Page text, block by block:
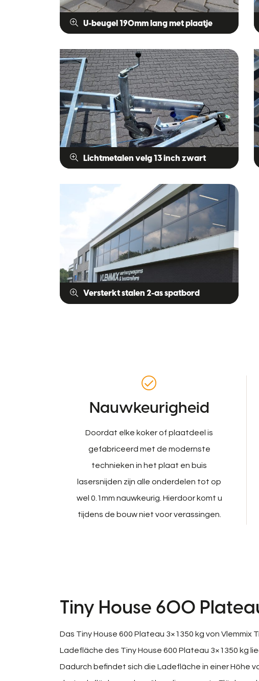
U-beugel 190mm lang met plaatje
Lichtmetalen velg 13 inch zwart
Versterkt stalen 2-as spatbord
Nauwkeurigheid
Doordat elke koker of plaatdeel is
gefabriceerd met de modernste
technieken in het plaat en buis
lasersnijden zijn alle onderdelen tot op
wel 0.1mm nauwkeurig. Hierdoor komt u
tijdens de bouw niet voor verassingen.
Tiny House 600
Das Tiny House 600 Plateau 3×1350 kg von
Ladefläche des Tiny House 600 Plateau 3×1350 kg
Dadurch befindet sich die Ladefläche in einer Höhe